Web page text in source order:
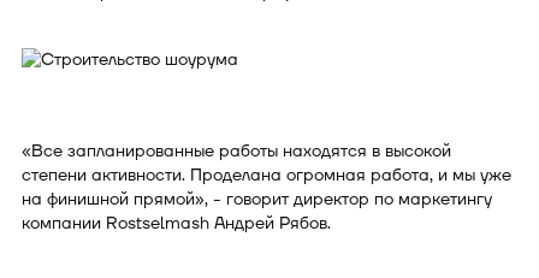
«Все запланированные работы находятся в высокой
степени активности. Проделана огромная работа, и мы уже
на финишной прямой», - говорит директор по маркетингу
компании Rostselmash Андрей Рябов.